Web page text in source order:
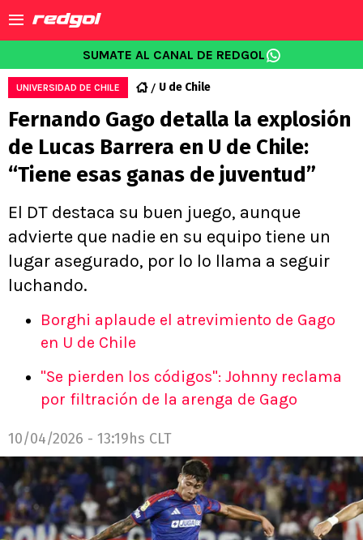
SUMATE AL CANAL DE REDGOL
UNIVERSIDAD DE CHILE U de Chile
Fernando Gago detalla la explosión
de Lucas Barrera en U de Chile:
“Tiene esas ganas de juventud”
El DT destaca su buen juego, aunque
advierte que nadie en su equipo tiene un
lugar asegurado, por lo lo llama a seguir
luchando.
Borghi aplaude el atrevimiento de Gago
en U de Chile
"Se pierden los códigos": Johnny reclama
por filtración de la arenga de Gago
10/04/2026 - 13:19hs CLT